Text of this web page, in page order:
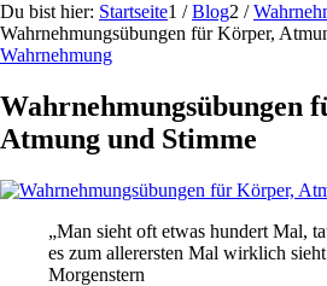
Du bist hier: Startseite1 / Blog2 /
Wahrnehmungsübungen für Körper,
Wahrnehmung
Wahrnehmungsübungen
Atmung und Stimme
„Man sieht oft etwas hundert Mal,
es zum allerersten Mal wirklich
Morgenstern